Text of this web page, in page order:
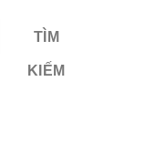
TÌM
KIẾM